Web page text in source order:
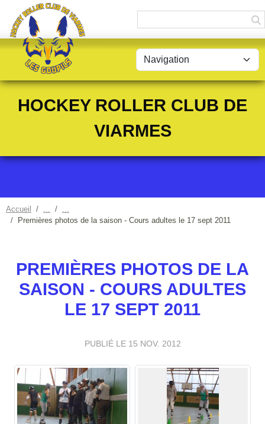
HOCKEY ROLLER CLUB DE
VIARMES
Accueil
Premières photos de la saison - Cours adultes le 17 sept 2011
PREMIÈRES PHOTOS DE LA
SAISON - COURS ADULTES
LE 17 SEPT 2011
PUBLIÉ LE 15 NOV. 2012
Panneau de gestion des cookies